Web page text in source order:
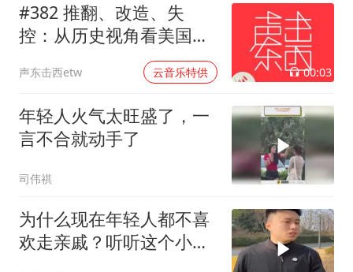
#382 推翻、改造、失
控：从历史视角看美国的
中东介入和事与愿违
声东击西etw 云音乐特供 00:03
年轻人火气太旺盛了，一
言不合就动手了
司伟祺
为什么现在年轻人都不喜
欢走亲戚？听听这个小伙